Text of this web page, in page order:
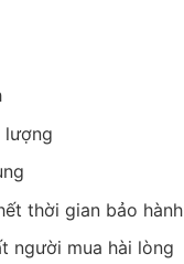
lượng
thời gian bảo hành
người mua hài lòng